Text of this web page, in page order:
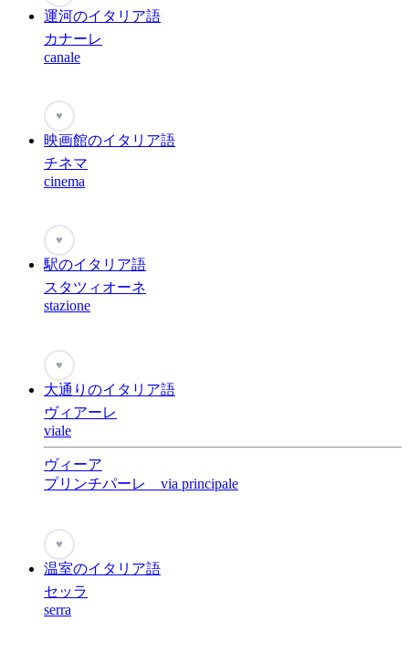
運河のイタリア語
カナーレ
canale
♥
映画館のイタリア語
チネマ
cinema
♥
駅のイタリア語
スタツィオーネ
stazione
♥
大通りのイタリア語
ヴィアーレ
viale
ヴィーア
プリンチパーレ via principale
♥
温室のイタリア語
セッラ
serra